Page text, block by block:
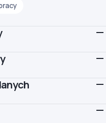
analiza danych i jak
Poznasz też podstawowe
się analityk, oraz
w odpowiedzialny i
kalkulacyjnymi